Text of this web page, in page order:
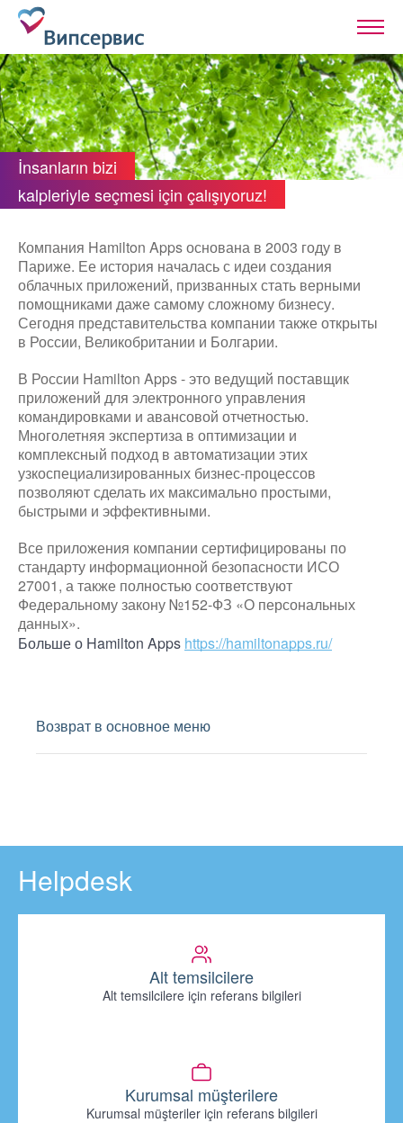
İnsanların bizi
kalpleriyle seçmesi için çalışıyoruz!
Компания Hamilton Apps основана в 2003 году в
Париже. Ее история началась с идеи создания
облачных приложений, призванных стать верными
помощниками даже самому сложному бизнесу.
Сегодня представительства компании также открыты
в России, Великобритании и Болгарии.
В России Hamilton Apps - это ведущий поставщик
приложений для электронного управления
командировками и авансовой отчетностью.
Многолетняя экспертиза в оптимизации и
комплексный подход в автоматизации этих
узкоспециализированных бизнес-процессов
позволяют сделать их максимально простыми,
быстрыми и эффективными.
Все приложения компании сертифицированы по
стандарту информационной безопасности ИСО
27001, а также полностью соответствуют
Федеральному закону №152-ФЗ «О персональных
данных».
Больше о Hamilton Apps https://hamiltonapps.ru/
Возврат в основное меню
Helpdesk
Alt temsilcilere
Alt temsilcilere için referans bilgileri
Kurumsal müşterilere
Kurumsal müşteriler için referans bilgileri